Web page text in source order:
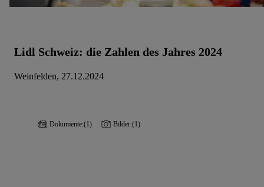
Lidl Schweiz: die Zahlen des Jahres 2024
Weinfelden, 27.12.2024
Dokumente:(1) Bilder:(1)